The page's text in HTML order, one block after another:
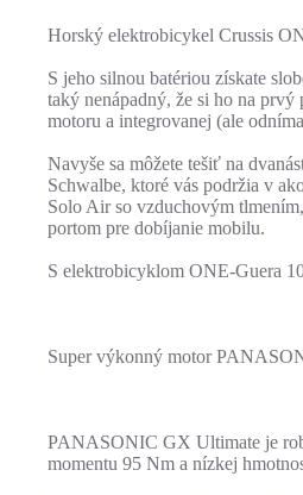
Horský elektrobicykel Crussis
S jeho silnou batériou získate
taký nenápadný, že si ho na
motoru a integrovanej (ale
Navyše sa môžete tešiť na
Schwalbe, ktoré vás podržia v
Solo Air so vzduchovým
portom pre dobíjanie mobilu.
S elektrobicyklom ONE-Guera
Super výkonný motor
PANASONIC GX Ultimate je
momentu 95 Nm a nízkej